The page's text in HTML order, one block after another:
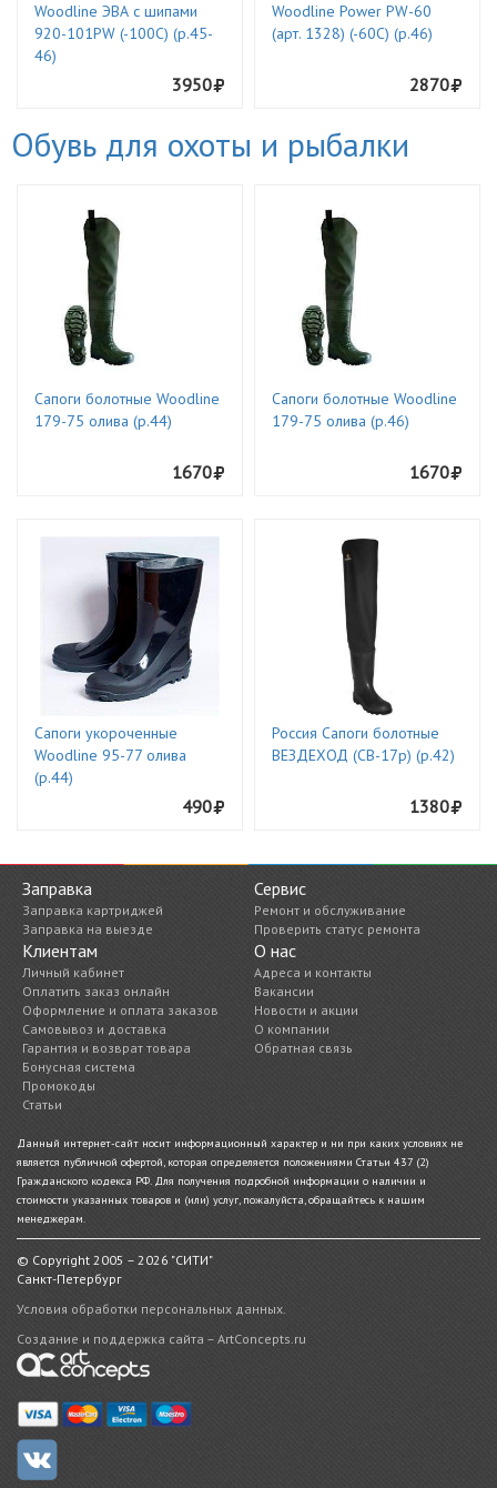
Woodline ЭВА с шипами
920-101PW (-100С) (р.45-
46)
3950
Woodline Power PW-60
(арт. 1328) (-60C) (р.46)
2870
Обувь для охоты и рыбалки
Сапоги болотные Woodline
179-75 олива (р.44)
1670
Сапоги болотные Woodline
179-75 олива (р.46)
1670
Сапоги укороченные
Woodline 95-77 олива
(р.44)
490
Россия Сапоги болотные
ВЕЗДЕХОД (СВ-17р) (р.42)
1380
Заправка
Заправка картриджей
Заправка на выезде
Сервис
Ремонт и обслуживание
Проверить статус ремонта
Клиентам
Личный кабинет
Оплатить заказ онлайн
Оформление и оплата заказов
Самовывоз и доставка
Гарантия и возврат товара
Бонусная система
Промокоды
Статьи
О нас
Адреса и контакты
Вакансии
Новости и акции
О компании
Обратная связь
Данный интернет-сайт носит информационный характер и ни при каких условиях не
является публичной офертой, которая определяется положениями Статьи 437 (2)
Гражданского кодекса РФ. Для получения подробной информации о наличии и
стоимости указанных товаров и (или) услуг, пожалуйста, обращайтесь к нашим
менеджерам.
© Copyright 2005 – 2026 "СИТИ"
Санкт-Петербург
Условия обработки персональных данных.
Создание и поддержка сайта – ArtConcepts.ru